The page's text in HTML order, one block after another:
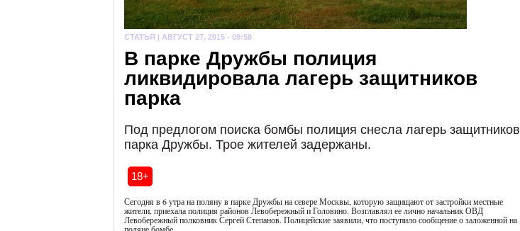
СТАТЬЯ | АВГУСТ 27, 2015 - 09:58
В парке Дружбы полиция
ликвидировала лагерь защитников
парка
Под предлогом поиска бомбы полиция снесла лагерь защитников
парка Дружбы. Трое жителей задержаны.
18+
Сегодня в 6 утра на поляну в парке Дружбы на севере Москвы, которую защищают от застройки местные
жители, приехала полиция районов Левобережный и Головино. Возглавлял ее лично начальник ОВД
Левобережный полковник Сергей Степанов. Полицейские заявили, что поступило сообщение о заложенной на
поляне бомбе.